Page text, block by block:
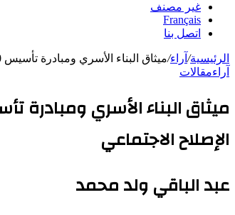
غير مصنف
Français
اتصل بنا
الرئيسية/ آراء/ميثاق البناء الأسري ومبادرة تأسيس 50 أسرة شبابية، الذين أطلقهما اتحاد أرباب العمل الموريتانيين خطوة جبارة في أرهاصات الإصلاح الاجتماعي
آراءمقالات
الإصلاح الاجتماعي
عبد الباقي ولد محمد